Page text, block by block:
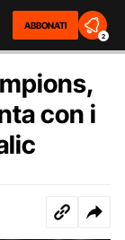
ABBONATI
2
con i